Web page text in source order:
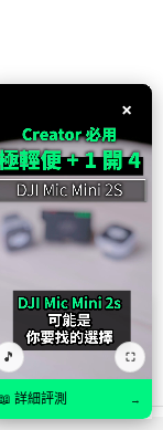
家公司 三
網絡安全測試期
互聯網...
×
🎵 ⛶
詳細評測 →